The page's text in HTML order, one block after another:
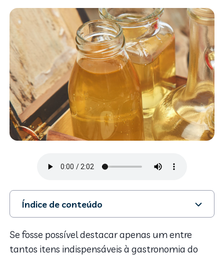
Índice de conteúdo
1. Propriedades do vinagre de coco e como ele é feito
2. Benefícios do vinagre de coco para a saúde
3. Como incluir o vinagre de coco na alimentação
Se fosse possível destacar apenas um entre
tantos itens indispensáveis à gastronomia do